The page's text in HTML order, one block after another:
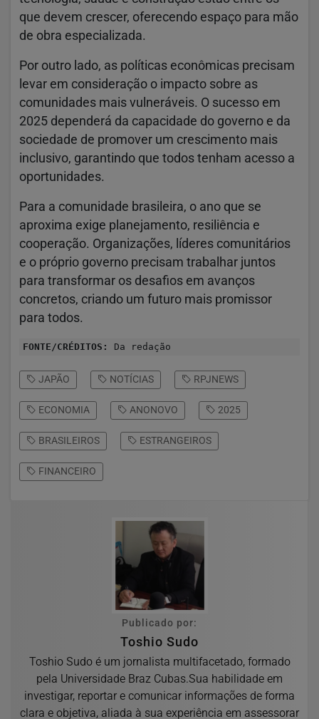
que devem crescer, oferecendo espaço para mão
de obra especializada.
Por outro lado, as políticas econômicas precisam
levar em consideração o impacto sobre as
comunidades mais vulneráveis. O sucesso em
2025 dependerá da capacidade do governo e da
sociedade de promover um crescimento mais
inclusivo, garantindo que todos tenham acesso a
oportunidades.
Para a comunidade brasileira, o ano que se
aproxima exige planejamento, resiliência e
cooperação. Organizações, líderes comunitários
e o próprio governo precisam trabalhar juntos
para transformar os desafios em avanços
concretos, criando um futuro mais promissor
para todos.
FONTE/CRÉDITOS: Da redação
JAPÃO NOTÍCIAS RPJNEWS
ECONOMIA ANONOVO 2025
BRASILEIROS ESTRANGEIROS
FINANCEIRO
Publicado por:
Toshio Sudo
Toshio Sudo é um jornalista multifacetado, formado
pela Universidade Braz Cubas.Sua habilidade em
investigar, reportar e comunicar informações de forma
clara e objetiva, aliada à sua experiência em assessorar